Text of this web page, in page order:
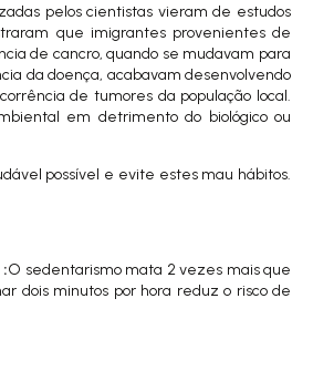
pelos cientistas vieram de estudos
que imigrantes provenientes de
de cancro, quando se mudavam para
da doença, acabavam desenvolvendo
de tumores da população local.
em detrimento do biológico ou
possível e evite estes mau hábitos.
O sedentarismo mata 2 vezes mais que
dois minutos por hora reduz o risco de